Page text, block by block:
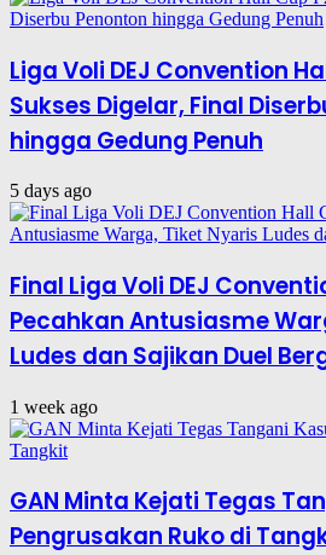
Liga Voli DEJ Convention
Sukses Digelar, Final
hingga Gedung Penuh
5 days ago
Final Liga Voli DEJ
Pecahkan Antusiasme
Ludes dan Sajikan Duel
1 week ago
GAN Minta Kejati Tegas
Pengrusakan Ruko di